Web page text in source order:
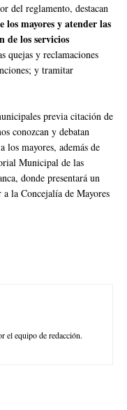
del reglamento, destacan
los mayores y atender las
de los servicios
quejas y reclamaciones
y tramitar
previa citación de
conozcan y debatan
los mayores, además de
Municipal de las
donde presentará un
a la Concejalía de Mayores
el equipo de redacción.